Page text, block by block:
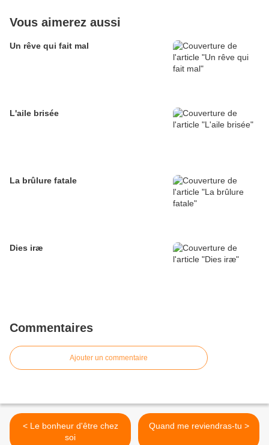
Vous aimerez aussi
Un rêve qui fait mal
L'aile brisée
La brûlure fatale
Dies iræ
Commentaires
Ajouter un commentaire
< Le bonheur d'être chez
soi
Quand me reviendras-tu >